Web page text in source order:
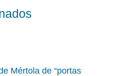
Mértola de “portas